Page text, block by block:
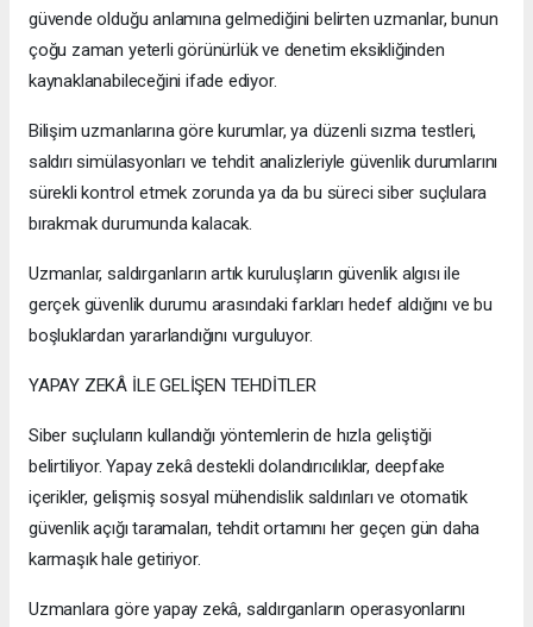
güvende olduğu anlamına gelmediğini belirten uzmanlar, bunun
çoğu zaman yeterli görünürlük ve denetim eksikliğinden
kaynaklanabileceğini ifade ediyor.
Bilişim uzmanlarına göre kurumlar, ya düzenli sızma testleri,
saldırı simülasyonları ve tehdit analizleriyle güvenlik durumlarını
sürekli kontrol etmek zorunda ya da bu süreci siber suçlulara
bırakmak durumunda kalacak.
Uzmanlar, saldırganların artık kuruluşların güvenlik algısı ile
gerçek güvenlik durumu arasındaki farkları hedef aldığını ve bu
boşluklardan yararlandığını vurguluyor.
YAPAY ZEKÂ İLE GELİŞEN TEHDİTLER
Siber suçluların kullandığı yöntemlerin de hızla geliştiği
belirtiliyor. Yapay zekâ destekli dolandırıcılıklar, deepfake
içerikler, gelişmiş sosyal mühendislik saldırıları ve otomatik
güvenlik açığı taramaları, tehdit ortamını her geçen gün daha
karmaşık hale getiriyor.
Uzmanlara göre yapay zekâ, saldırganların operasyonlarını